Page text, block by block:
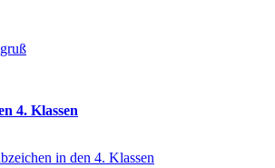
4. Klassen
in den 4. Klassen